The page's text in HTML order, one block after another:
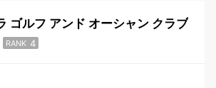
ゴルフ アンド オーシャン クラブ
RANK 4